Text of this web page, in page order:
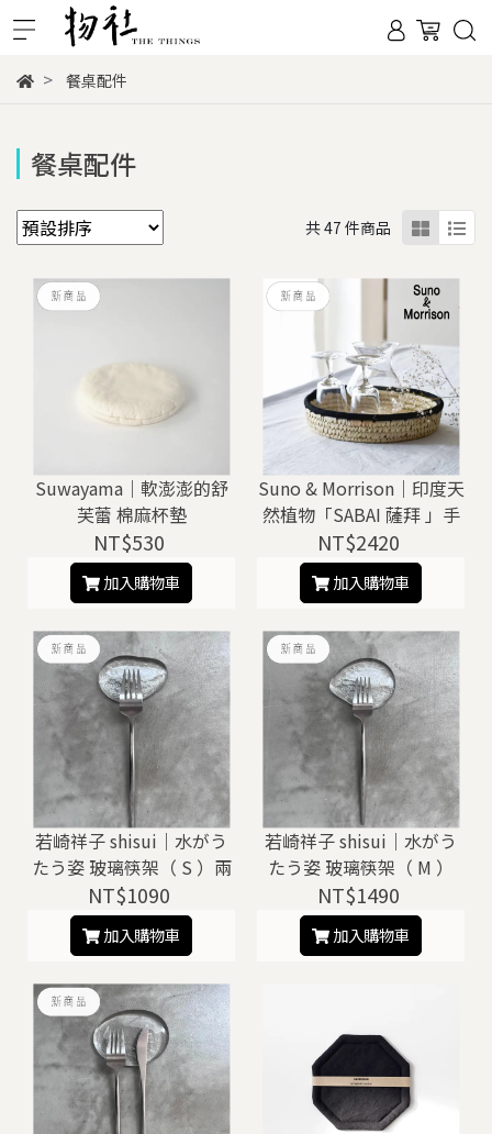
餐桌配件
餐桌配件
共 47 件商品
Suwayama｜軟澎澎的舒
芙蕾 棉麻杯墊
NT$530
加入購物車
Suno & Morrison｜印度天
然植物「SABAI 薩拜 」手
編托盤
NT$2420
加入購物車
若崎祥子 shisui｜水がう
たう姿 玻璃筷架（ S ）兩
件組
NT$1090
加入購物車
若崎祥子 shisui｜水がう
たう姿 玻璃筷架（ M ）
NT$1490
加入購物車